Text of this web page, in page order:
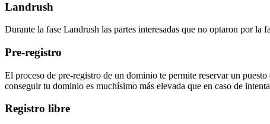
Landrush
Durante la fase Landrush las partes interesadas que no optaron por la
Pre-registro
El proceso de pre-registro de un dominio te permite reservar un
conseguir tu dominio es muchísimo más elevada que en caso de
Registro libre